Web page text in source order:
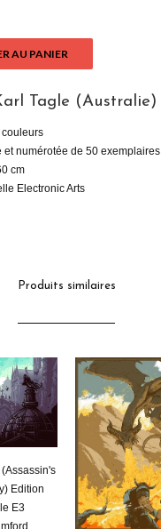
AU PANIER
Tagle (Australie)
et numérotée de 50 exemplaires
cm
ElectronicArts
Produits similaires
Edition
E3